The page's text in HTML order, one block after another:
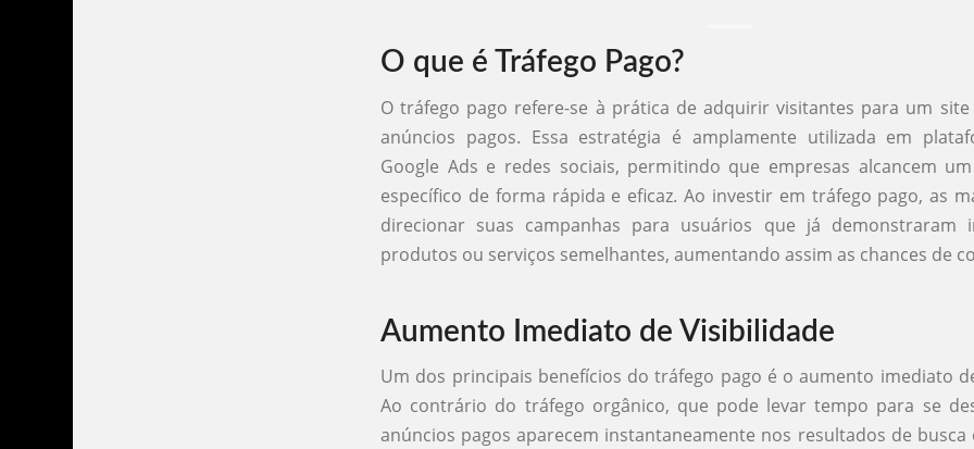
O que é Tráfego Pago?
O tráfego pago refere-se à prática de adquirir visitantes para um
anúncios pagos. Essa estratégia é amplamente utilizada em
Google Ads e redes sociais, permitindo que empresas alcancem
específico de forma rápida e eficaz. Ao investir em tráfego pago, as
direcionar suas campanhas para usuários que já demonstraram
produtos ou serviços semelhantes, aumentando assim as chances de
Aumento Imediato de Visibilidade
Um dos principais benefícios do tráfego pago é o aumento imediato
Ao contrário do tráfego orgânico, que pode levar tempo para se
anúncios pagos aparecem instantaneamente nos resultados de busca